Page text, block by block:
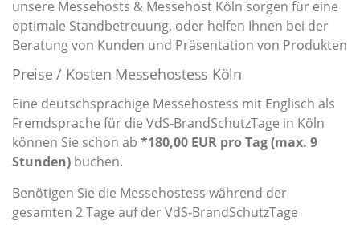
unsere Messehosts & Messehost Köln sorgen für eine
optimale Standbetreuung, oder helfen Ihnen bei der
Beratung von Kunden und Präsentation von Produkten
Preise / Kosten Messehostess Köln
Eine deutschsprachige Messehostess mit Englisch als
Fremdsprache für die VdS-BrandSchutzTage in Köln
können Sie schon ab *180,00 EUR pro Tag (max. 9
Stunden) buchen.
Benötigen Sie die Messehostess während der
gesamten 2 Tage auf der VdS-BrandSchutzTage